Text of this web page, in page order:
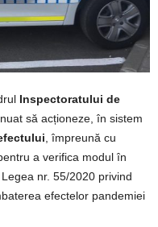
Inspectoratului de
să acționeze, în sistem
, împreună cu
a verifica modul în
nr. 55/2020 privind
efectelor pandemiei